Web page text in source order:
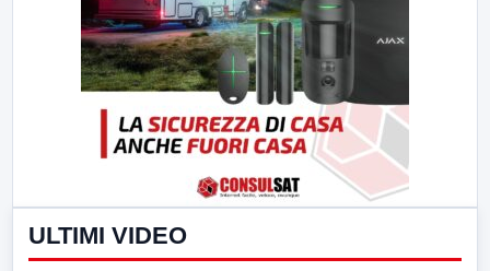
ULTIMI VIDEO